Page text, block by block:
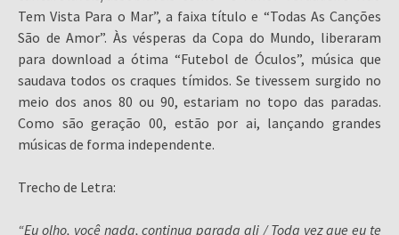
Tem Vista Para o Mar”, a faixa título e “Todas As Canções
São de Amor”. Às vésperas da Copa do Mundo, liberaram
para download a ótima “Futebol de Óculos”, música que
saudava todos os craques tímidos. Se tivessem surgido no
meio dos anos 80 ou 90, estariam no topo das paradas.
Como são geração 00, estão por ai, lançando grandes
músicas de forma independente.
Trecho de Letra:
“Eu olho, você nada, continua parada ali / Toda vez que eu te